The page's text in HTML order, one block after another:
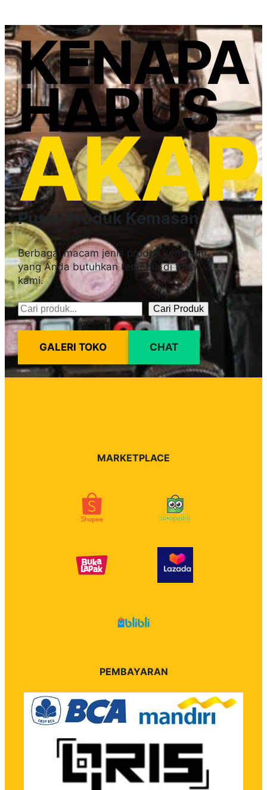
KENAPA
HARUS
Pusat Produk Kemasan
Berbagai macam jenis produk kemasan
yang Anda butuhkan tersedia di toko
kami.
Pencarian Cari Produk
GALERI TOKO CHAT
MARKETPLACE
PEMBAYARAN